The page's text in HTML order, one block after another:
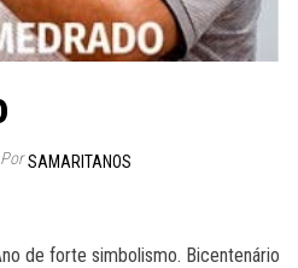
Por SAMARITANOS
de forte simbolismo. Bicentenário